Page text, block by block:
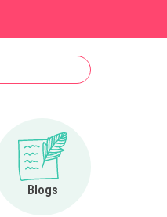
Blogs
Ga naar Blogs